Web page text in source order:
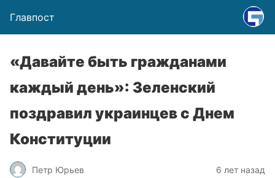
Главпост
«Давайте быть гражданами
каждый день»: Зеленский
поздравил украинцев с Днем
Конституции
Петр Юрьев 6 лет назад